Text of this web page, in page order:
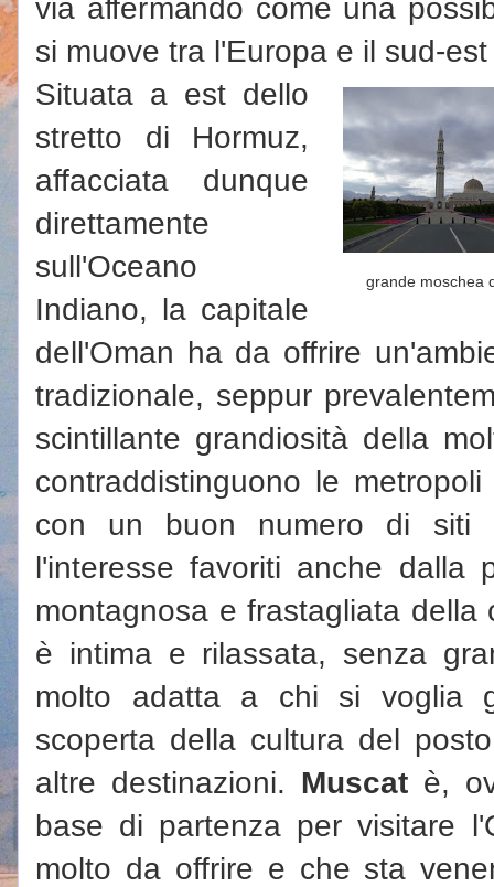
via affermando come una
si muove tra l'Europa e il sud-
grande moschea
Situata a est dello
stretto di Hormuz,
affacciata dunque
direttamente
sull'Oceano
Indiano, la capitale
dell'Oman ha da offrire
tradizionale, seppur
scintillante grandiosità della
contraddistinguono le
con un buon numero di siti
l'interesse favoriti anche dalla
montagnosa e frastagliata
è intima e rilassata, senza
molto adatta a chi si voglia
scoperta della cultura del
altre destinazioni. Muscat è,
base di partenza per visitare
molto da offrire e che sta